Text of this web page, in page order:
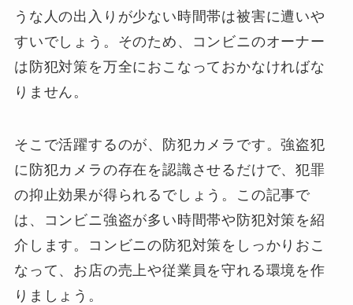
うな人の出入りが少ない時間帯は被害に遭いや
すいでしょう。そのため、コンビニのオーナー
は防犯対策を万全におこなっておかなければな
りません。
そこで活躍するのが、防犯カメラです。強盗犯
に防犯カメラの存在を認識させるだけで、犯罪
の抑止効果が得られるでしょう。この記事で
は、コンビニ強盗が多い時間帯や防犯対策を紹
介します。コンビニの防犯対策をしっかりおこ
なって、お店の売上や従業員を守れる環境を作
りましょう。